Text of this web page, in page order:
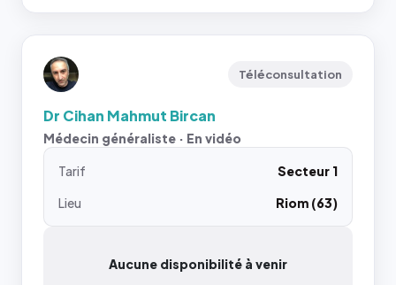
Téléconsultation
Dr Cihan Mahmut Bircan
Médecin généraliste · En vidéo
Tarif
Secteur 1
Lieu
Riom (63)
Aucune disponibilité à venir